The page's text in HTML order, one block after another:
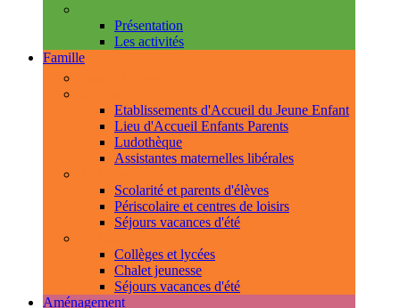
Présentation
Les activités
Famille
Etablissements d'Accueil du Jeune Enfant
Lieu d'Accueil Enfants Parents
Ludothèque
Assistantes maternelles libérales
Scolarité et parents d'élèves
Périscolaire et centres de loisirs
Séjours vacances d'été
Collèges et lycées
Chalet jeunesse
Séjours vacances d'été
Aménagement